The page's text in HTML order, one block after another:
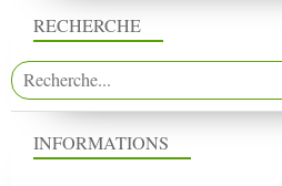
RECHERCHE
INFORMATIONS